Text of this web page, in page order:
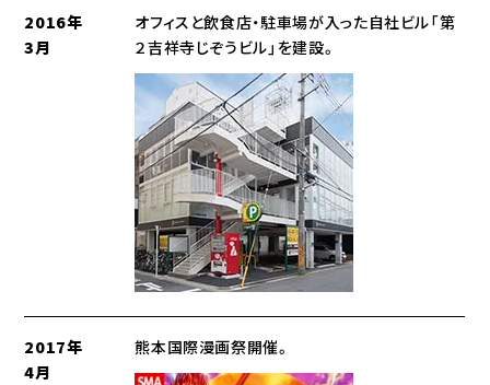
2016年
3月
オフィスと飲食店・駐車場が入った自社ビル「第
２吉祥寺じぞうビル」を建設。
2017年
4月
熊本国際漫画祭開催。